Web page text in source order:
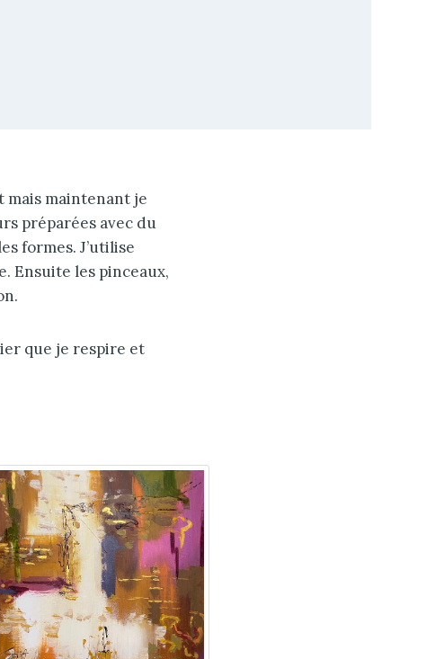
mais maintenant je
préparées avec du
formes. J’utilise
Ensuite les pinceaux,
que je respire et